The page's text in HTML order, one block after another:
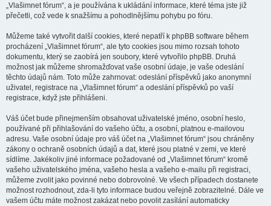
„Vlašimnet fórum“, a je používána k ukládání informace, které téma jste již
přečetli, což vede k snažšímu a pohodlnějšímu pohybu po fóru.
Můžeme také vytvořit další cookies, které nepatří k phpBB software během
procházení „Vlašimnet fórum“, ale tyto cookies jsou mimo rozsah tohoto
dokumentu, který se zaobírá jen soubory, které vytvořilo phpBB. Druhá
možnost jak můžeme shromažďovat vaše osobní údaje, je vaše odeslání
těchto údajů nám. Toto může zahrnovat: odeslání příspěvků jako anonymní
uživatel, registrace na „Vlašimnet fórum“ a odeslání příspěvků po vaší
registrace, když jste přihlášeni.
Váš účet bude přinejmenším obsahovat uživatelské jméno, osobní heslo,
používané při přihlašování do vašeho účtu, a osobní, platnou e-mailovou
adresu. Vaše osobní údaje pro váš účet na „Vlašimnet fórum“ jsou chráněny
zákony o ochraně osobních údajů a dat, které jsou platné v zemi, ve které
sídlíme. Jakékoliv jiné informace požadované od „Vlašimnet fórum“ kromě
vašeho uživatelského jména, vašeho hesla a vašeho e-mailu při registraci,
můžeme zvolit jako povinné nebo dobrovolné. Ve všech případech dostanete
možnost rozhodnout, zda-li tyto informace budou veřejně zobrazitelné. Dále ve
vašem účtu máte možnost zakázat nebo povolit zasílání automaticky